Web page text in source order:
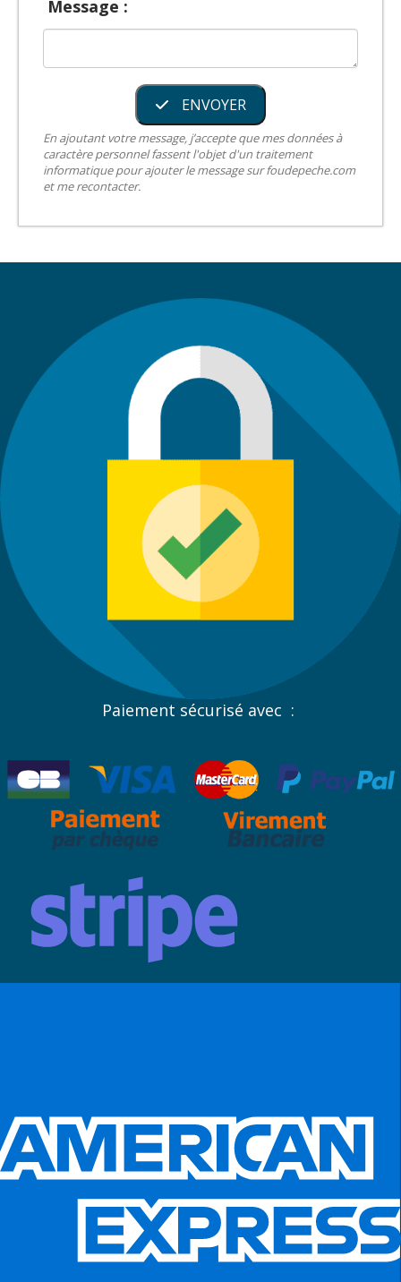
Message :
ENVOYER
En ajoutant votre message, j’accepte que mes données à
caractère personnel fassent l'objet d'un traitement
informatique pour ajouter le message sur foudepeche.com
et me recontacter.
Paiement sécurisé avec :